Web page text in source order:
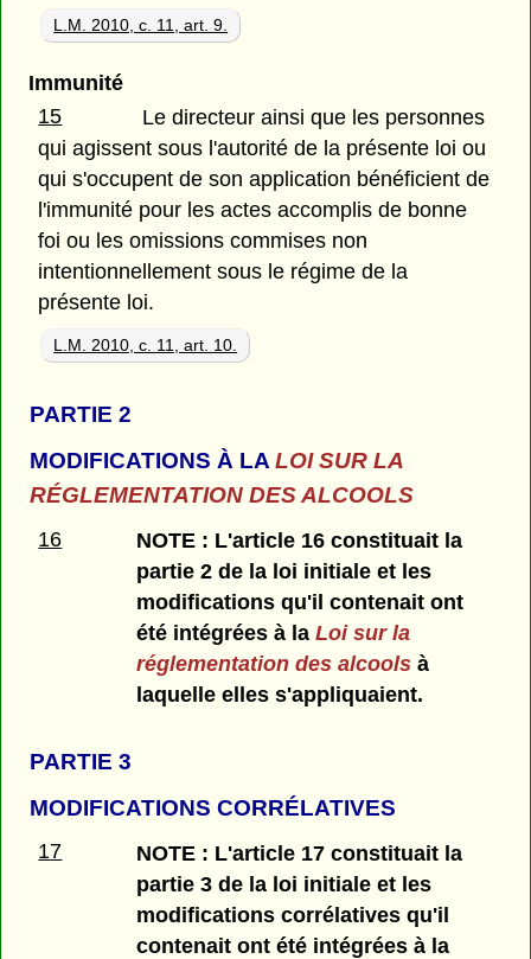
L.M. 2010, c. 11, art. 9.
Immunité
15
Le directeur ainsi que les personnes
qui agissent sous l'autorité de la présente loi ou
qui s'occupent de son application bénéficient de
l'immunité pour les actes accomplis de bonne
foi ou les omissions commises non
intentionnellement sous le régime de la
présente loi.
L.M. 2010, c. 11, art. 10.
PARTIE 2
MODIFICATIONS À LALOI SUR LA
RÉGLEMENTATION DES ALCOOLS
16
NOTE : L'article 16 constituait la
partie 2 de la loi initiale et les
modifications qu'il contenait ont
été intégrées à laLoi sur la
réglementation des alcools à
laquelle elles s'appliquaient.
PARTIE 3
MODIFICATIONS CORRÉLATIVES
17
NOTE : L'article 17 constituait la
partie 3 de la loi initiale et les
modifications corrélatives qu'il
contenait ont été intégrées à la